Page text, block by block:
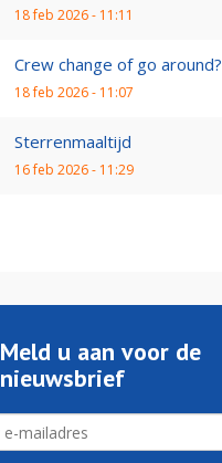
18 feb 2026 - 11:11
Crew change of go around?
18 feb 2026 - 11:07
Sterrenmaaltijd
16 feb 2026 - 11:29
Meld u aan voor de
nieuwsbrief